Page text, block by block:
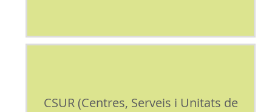
CSUR (Centres, Serveis i Unitats de